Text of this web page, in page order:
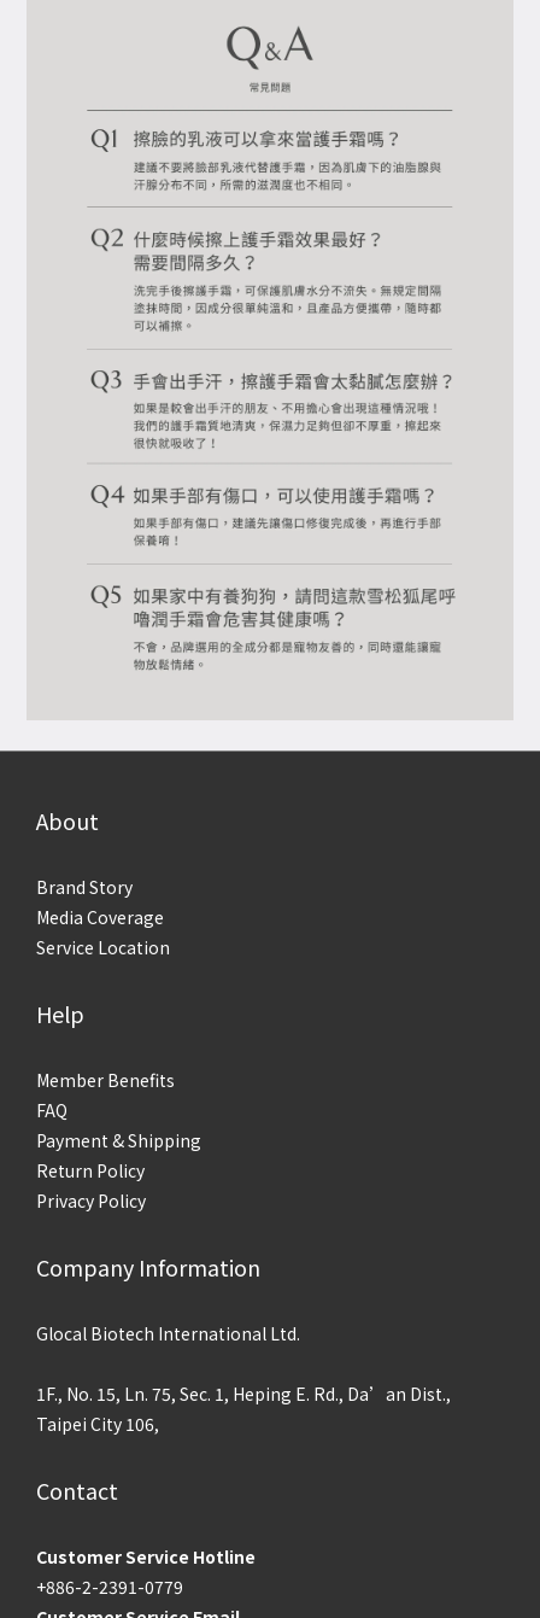
About
Brand Story
Media Coverage
Service Location
Help
Member Benefits
FAQ
Payment & Shipping
Return Policy
Privacy Policy
Company Information
Glocal Biotech International Ltd.
1F., No. 15, Ln. 75, Sec. 1, Heping E. Rd., Da’an Dist.,
Taipei City 106,
Contact
Customer Service Hotline
+886-2-2391-0779